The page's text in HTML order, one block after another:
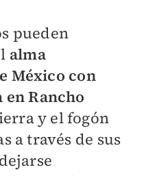
pueden
alma
México con
en Rancho
y el fogón
a través de sus